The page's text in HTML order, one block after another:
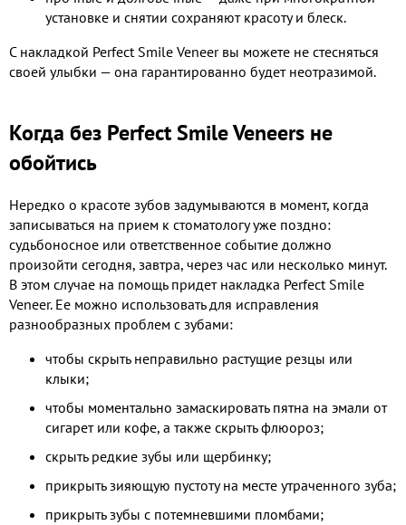
установке и снятии сохраняют красоту и блеск.
С накладкой Perfect Smile Veneer вы можете не стесняться
своей улыбки — она гарантированно будет неотразимой.
Когда без Perfect Smile Veneers не
обойтись
Нередко о красоте зубов задумываются в момент, когда
записываться на прием к стоматологу уже поздно:
судьбоносное или ответственное событие должно
произойти сегодня, завтра, через час или несколько минут.
В этом случае на помощь придет накладка Perfect Smile
Veneer. Ее можно использовать для исправления
разнообразных проблем с зубами:
чтобы скрыть неправильно растущие резцы или
клыки;
чтобы моментально замаскировать пятна на эмали от
сигарет или кофе, а также скрыть флюороз;
скрыть редкие зубы или щербинку;
прикрыть зияющую пустоту на месте утраченного зуба;
прикрыть зубы с потемневшими пломбами;